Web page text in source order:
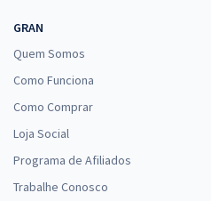
GRAN
Quem Somos
Como Funciona
Como Comprar
Loja Social
Programa de Afiliados
Trabalhe Conosco